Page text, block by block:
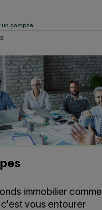
d'entreprise
Carrière
un compte
immobilier comme
vous entourer